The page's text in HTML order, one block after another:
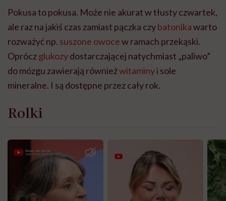
Pokusa to pokusa. Może nie akurat w tłusty czwartek,
ale raz na jakiś czas zamiast pączka czybatonikawarto
rozważyć np. suszone owocew ramach przekąski.
Opróczglukozydostarczającej natychmiast „paliwo”
do mózgu zawierają równieżwitaminyi sole
mineralne. I są dostępne przez cały rok.
Rolki